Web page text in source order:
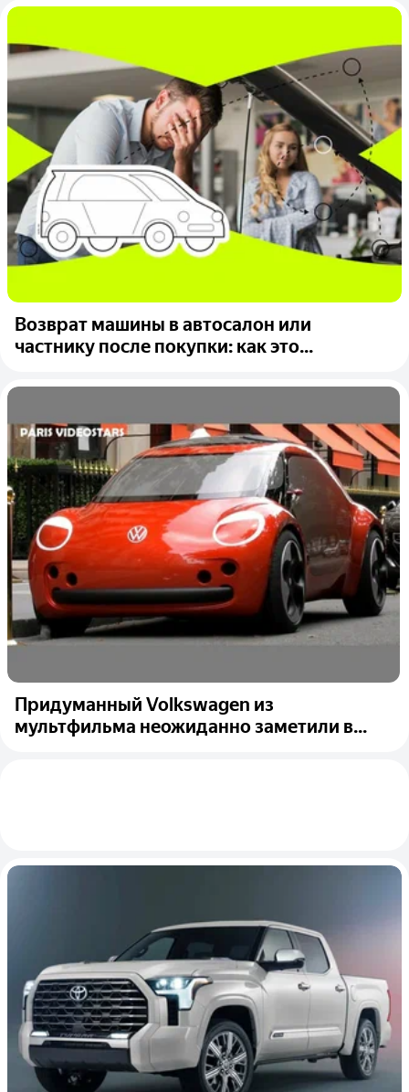
Возврат машины в автосалон или
частнику после покупки: как это...
Придуманный Volkswagen из
мультфильма неожиданно заметили в...